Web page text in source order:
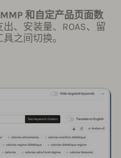
和自定产品页面数
、安装量、ROAS、留
之间切换。